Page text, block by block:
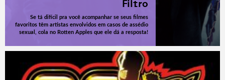
Filtro
Se tá difícil pra você acompanhar se seus filmes
favoritos têm artistas envolvidos em casos de assédio
sexual, cola no Rotten Apples que ele dá a resposta!